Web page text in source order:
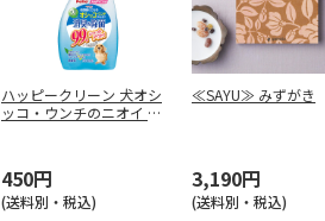
ハッピークリーン 犬オシ
ッコ・ウンチのニオイ 消
450円
(送料別・税込)
≪SAYU≫ みずがき
3,190円
(送料別・税込)